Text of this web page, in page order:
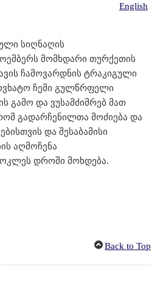
English
სიღნაღის
მომხდარი თურქეთის
ჩამოვარდნის ტრაკიგული
ჩემი გულწრფელი
გამო და ვუსამძიმრებ მათ
გადარჩენილთა მოძიება და
და შესაბამისი
აღმოჩენა
დროში მოხდება.
Back to Top